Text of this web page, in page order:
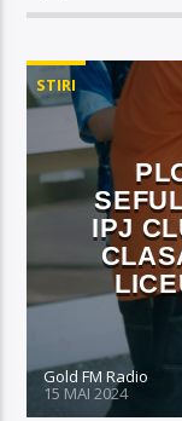
STIRI
IPJ
Gold FM Radio
15 MAI 2024